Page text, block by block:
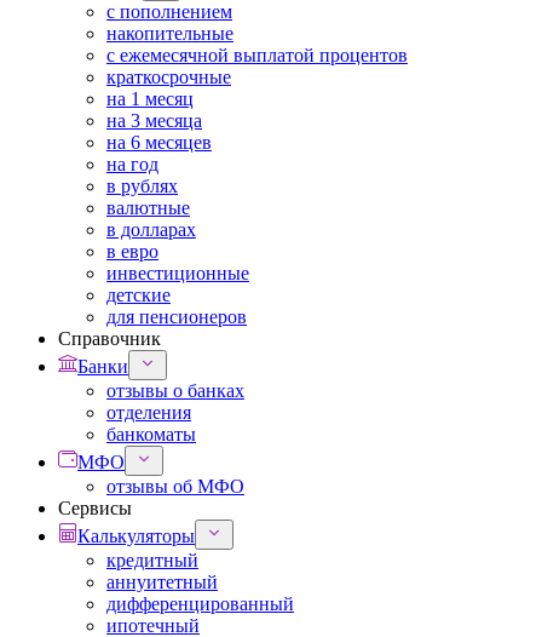
с пополнением
накопительные
с ежемесячной выплатой процентов
краткосрочные
на 1 месяц
на 3 месяца
на 6 месяцев
на год
в рублях
валютные
в долларах
в евро
инвестиционные
детские
для пенсионеров
Справочник
Банки
отзывы о банках
отделения
банкоматы
МФО
отзывы об МФО
Сервисы
Калькуляторы
кредитный
аннуитетный
дифференцированный
ипотечный